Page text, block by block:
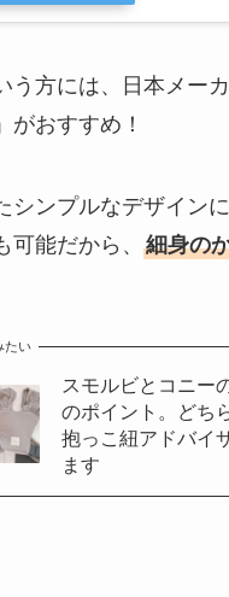
う方には、日本 メー
がおすすめ！
シンプルなデザインに
可能だから、 細身の
たい
スモルビとコニー
のポイント。どち
抱っこ紐アドバイ
ます